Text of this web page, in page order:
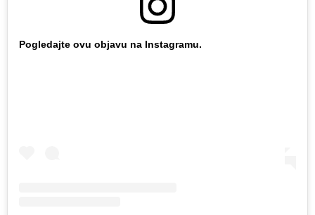
Pogledajte ovu objavu na Instagramu.